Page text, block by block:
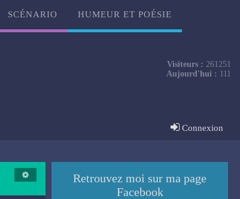
SCÉNARIO HUMEUR ET POÉSIE
Connexion
Visiteurs : 261251
Aujourd'hui : 111
Retrouvez moi sur ma page
Facebook